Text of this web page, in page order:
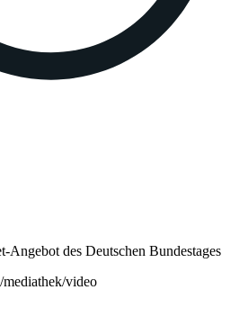
Angebot des Deutschen Bundestages
video